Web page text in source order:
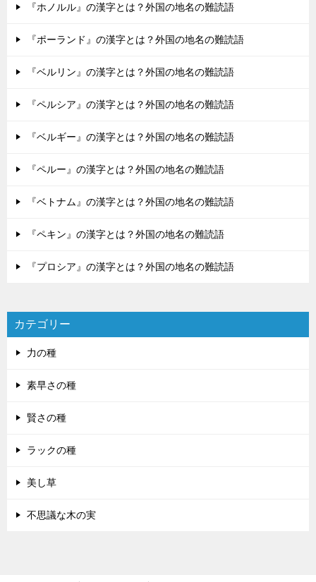
『ホノルル』の漢字とは？外国の地名の難読語
『ポーランド』の漢字とは？外国の地名の難読語
『ベルリン』の漢字とは？外国の地名の難読語
『ペルシア』の漢字とは？外国の地名の難読語
『ベルギー』の漢字とは？外国の地名の難読語
『ペルー』の漢字とは？外国の地名の難読語
『ベトナム』の漢字とは？外国の地名の難読語
『ペキン』の漢字とは？外国の地名の難読語
『プロシア』の漢字とは？外国の地名の難読語
カテゴリー
力の種
素早さの種
賢さの種
ラックの種
美し草
不思議な木の実